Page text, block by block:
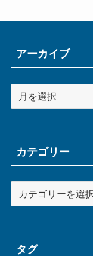
アーカイブ
ー
ブカテゴリー
テ
ータグ